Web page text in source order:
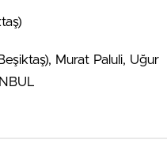
Murat Paluli, Uğur